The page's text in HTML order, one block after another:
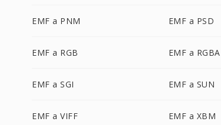
EMF a PNM EMF a PSD
EMF a RGB EMF a RGBA
EMF a SGI EMF a SUN
EMF a VIFF EMF a XBM